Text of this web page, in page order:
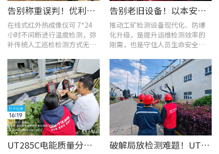
告别称重误判！优利德在线式热成像仪重构新材料铸造注液控制逻辑
在线式红外热成像仪可 7*24
小时不间断进行温度检测，弥
补传统人工巡检检测方式无法
告别老旧设备！以本安型防爆产品矩阵与合规检测，守住工矿安全底线
推动工矿检测设备现代化、防爆
化升级，是提升运维检测效率的
刚需，也是守住人员生命安全、
UT285C电能质量分析仪解决充电站三相用电各类难题 破解局放检测难题！UT568B手持式声学成像仪让隐患“可视化”